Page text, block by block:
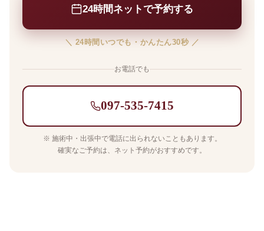
24時間ネットで予約する
＼ 24時間いつでも・かんたん30秒 ／
お電話でも
097-535-7415
※ 施術中・出張中で電話に出られないこともあります。
確実なご予約は、ネット予約がおすすめです。